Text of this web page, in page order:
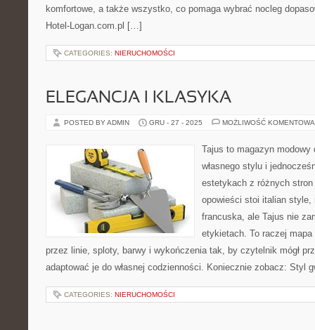
komfortowe, a także wszystko, co pomaga wybrać nocleg
Hotel-Logan.com.pl […]
CATEGORIES: NIERUCHOMOŚCI
ELEGANCJA I KLASYKA
POSTED BY ADMIN GRU - 27 - 2025 MOŻLIWOŚĆ
Tajus to magazyn
własnego stylu i
estetykach z różnych
opowieści stoi italian style,
francuska, ale Tajus nie
etykietach. To raczej
przez linie, sploty, barwy i wykończenia tak, by czytelnik mógł
adaptować je do własnej codzienności. Koniecznie zobacz: Styl
CATEGORIES: NIERUCHOMOŚCI